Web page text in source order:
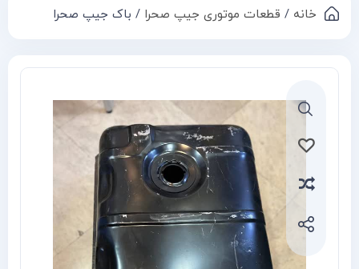
سبد خرید شما خالی است خانه / قطعات موتوری جیپ صحرا / باک جیپ صحرا